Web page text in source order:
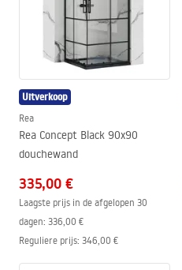
Uitverkoop
Rea
Rea Concept Black 90x90
douchewand
335,00 €
Laagste prijs in de afgelopen 30
dagen: 336,00 €
Reguliere prijs: 346,00 €